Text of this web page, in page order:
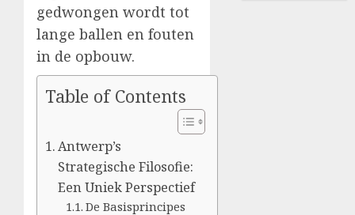
gedwongen wordt tot
lange ballen en fouten
in de opbouw.
Table of Contents
Antwerp’s
Strategische Filosofie:
Een Uniek Perspectief
De Basisprincipes